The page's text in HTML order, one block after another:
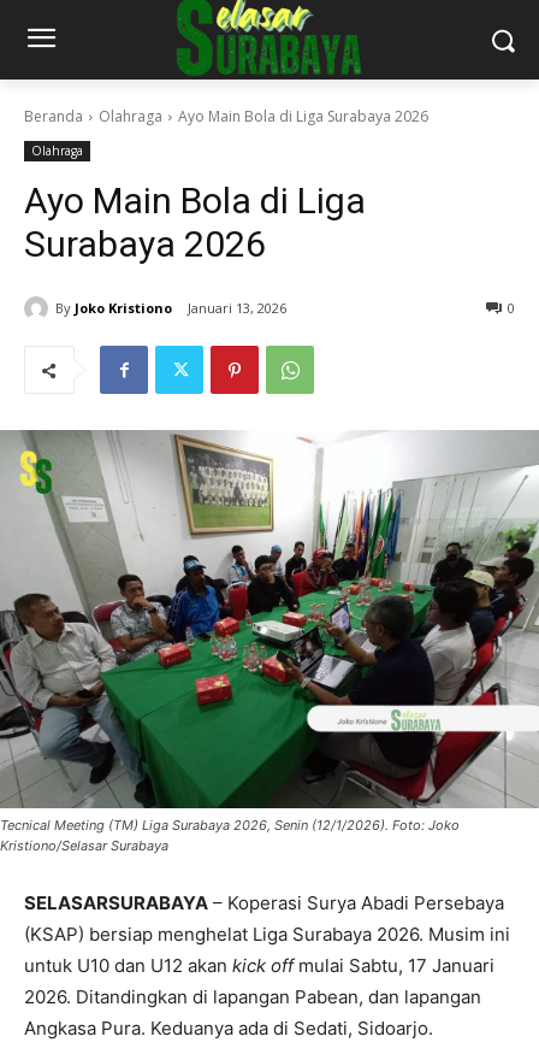
Beranda Olahraga Ayo Main Bola di Liga Surabaya 2026
Olahraga
Ayo Main Bola di Liga
Surabaya 2026
By Joko Kristiono Januari 13, 2026 0
Tecnical Meeting (TM) Liga Surabaya 2026, Senin (12/1/2026). Foto: Joko
Kristiono/Selasar Surabaya
SELASARSURABAYA – Koperasi Surya Abadi Persebaya
(KSAP) bersiap menghelat Liga Surabaya 2026. Musim ini
untuk U10 dan U12 akan kick offmulai Sabtu, 17 Januari
2026. Ditandingkan di lapangan Pabean, dan lapangan
Angkasa Pura. Keduanya ada di Sedati, Sidoarjo.